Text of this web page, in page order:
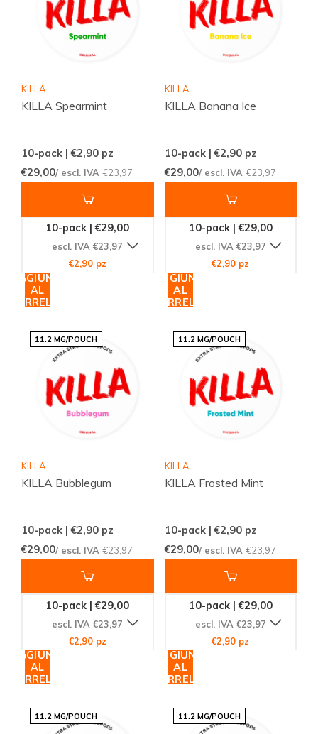
KILLA
KILLA Spearmint
10-pack | €2,90 pz
€29,00/ escl. IVA €23,97
10-pack | €29,00
escl. IVA €23,97
€2,90 pz
AGGIUNGI
AL
CARRELLO
KILLA
KILLA Banana Ice
10-pack | €2,90pz
€29,00/ escl. IVA €23,97
10-pack | €29,00
escl. IVA €23,97
€2,90 pz
AGGIUNGI
AL
CARRELLO
11.2 MG/POUCH
KILLA
KILLA Bubblegum
10-pack | €2,90 pz
€29,00/ escl. IVA €23,97
10-pack | €29,00
escl. IVA €23,97
€2,90 pz
AGGIUNGI
AL
CARRELLO
11.2 MG/POUCH
KILLA
KILLA Frosted Mint
10-pack | €2,90pz
€29,00/ escl. IVA €23,97
10-pack | €29,00
escl. IVA €23,97
€2,90 pz
AGGIUNGI
AL
CARRELLO
11.2 MG/POUCH 11.2 MG/POUCH